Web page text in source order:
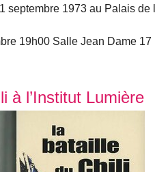
septembre 1973 au Palais de
19h00 Salle Jean Dame
à l’Institut Lumière